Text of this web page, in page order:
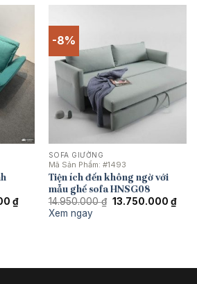
₫Giá
hiện
-8%
SOFA GIƯỜNG
Mã Sản Phẩm: #1493
Tiện ích đến không ngờ với
mẫu ghế sofa HNSG08
14.950.000₫ Giá
13.750.000 ₫Giá
hiện
Xem ngay